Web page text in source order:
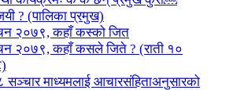
? (पालिका प्रमुख)
२०७९, कहाँ कस्को जित
२०७९, कहाँ कसले जिते ? (राती १०
सञ्चार माध्यमलाई आचारसंहिताअनुसारको